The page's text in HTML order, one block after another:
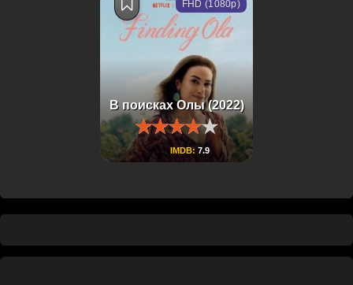
В поисках Олы (2022)
IMDB: 7.9
FHD (1080p)